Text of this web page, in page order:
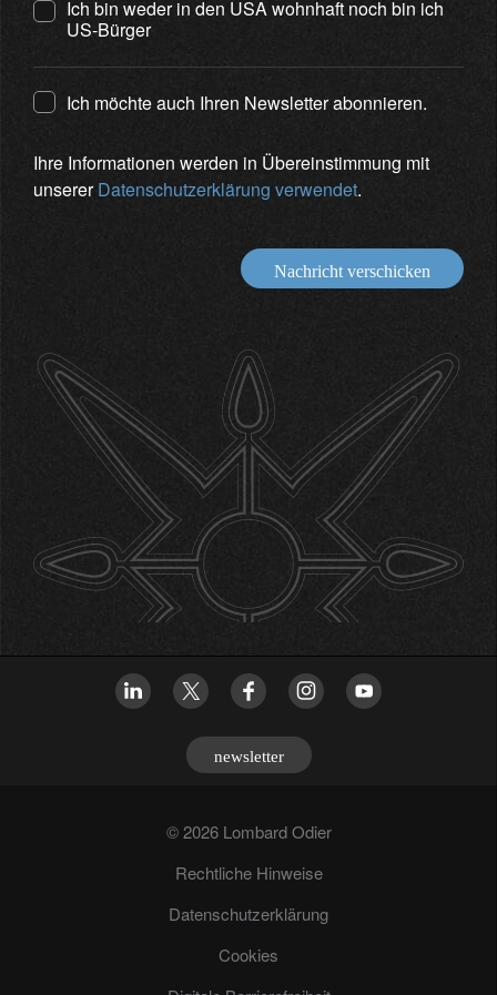
Ich bin weder in den USA wohnhaft noch bin ich
US-Bürger
Ich möchte auch Ihren Newsletter abonnieren.
Ihre Informationen werden in Übereinstimmung mit
unsererDatenschutzerklärung verwendet.
Nachricht verschicken
newsletter
© 2026 Lombard Odier
Rechtliche Hinweise
Datenschutzerklärung
Cookies